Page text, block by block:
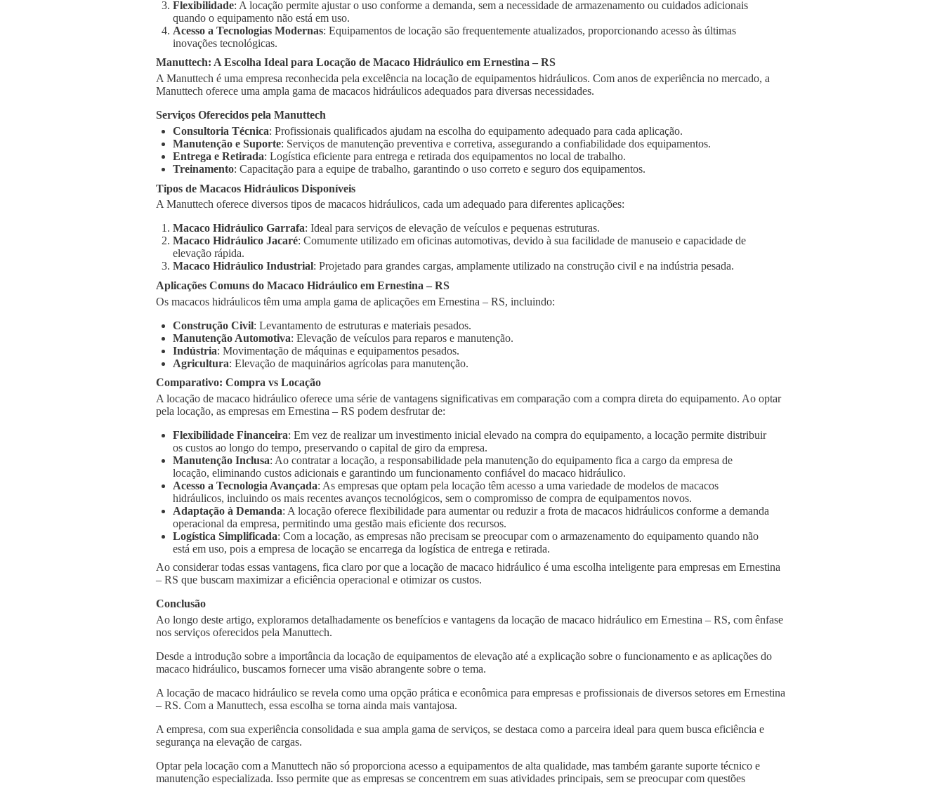
Flexibilidade: A locação permite ajustar o uso conforme a demanda, sem a necessidade de armazenamento ou cuidados adicionais
quando o equipamento não está em uso.
Acesso a Tecnologias Modernas: Equipamentos de locação são frequentemente atualizados, proporcionando acesso às últimas
inovações tecnológicas.
Manuttech: A Escolha Ideal para Locação de Macaco Hidráulico em Ernestina – RS
A Manuttech é uma empresa reconhecida pela excelência na locação de equipamentos hidráulicos. Com anos de experiência no mercado, a
Manuttech oferece uma ampla gama de macacos hidráulicos adequados para diversas necessidades.
Serviços Oferecidos pela Manuttech
Consultoria Técnica: Profissionais qualificados ajudam na escolha do equipamento adequado para cada aplicação.
Manutenção e Suporte: Serviços de manutenção preventiva e corretiva, assegurando a confiabilidade dos equipamentos.
Entrega e Retirada: Logística eficiente para entrega e retirada dos equipamentos no local de trabalho.
Treinamento: Capacitação para a equipe de trabalho, garantindo o uso correto e seguro dos equipamentos.
Tipos de Macacos Hidráulicos Disponíveis
A Manuttech oferece diversos tipos de macacos hidráulicos, cada um adequado para diferentes aplicações:
Macaco Hidráulico Garrafa: Ideal para serviços de elevação de veículos e pequenas estruturas.
Macaco Hidráulico Jacaré: Comumente utilizado em oficinas automotivas, devido à sua facilidade de manuseio e capacidade de
elevação rápida.
Macaco Hidráulico Industrial: Projetado para grandes cargas, amplamente utilizado na construção civil e na indústria pesada.
Aplicações Comuns do Macaco Hidráulico em Ernestina – RS
Os macacos hidráulicos têm uma ampla gama de aplicações em Ernestina – RS, incluindo:
Construção Civil: Levantamento de estruturas e materiais pesados.
Manutenção Automotiva: Elevação de veículos para reparos e manutenção.
Indústria: Movimentação de máquinas e equipamentos pesados.
Agricultura: Elevação de maquinários agrícolas para manutenção.
Comparativo: Compra vs Locação
A locação de macaco hidráulico oferece uma série de vantagens significativas em comparação com a compra direta do equipamento. Ao optar
pela locação, as empresas em Ernestina – RS podem desfrutar de:
Flexibilidade Financeira: Em vez de realizar um investimento inicial elevado na compra do equipamento, a locação permite distribuir
os custos ao longo do tempo, preservando o capital de giro da empresa.
Manutenção Inclusa: Ao contratar a locação, a responsabilidade pela manutenção do equipamento fica a cargo da empresa de
locação, eliminando custos adicionais e garantindo um funcionamento confiável do macaco hidráulico.
Acesso a Tecnologia Avançada: As empresas que optam pela locação têm acesso a uma variedade de modelos de macacos
hidráulicos, incluindo os mais recentes avanços tecnológicos, sem o compromisso de compra de equipamentos novos.
Adaptação à Demanda: A locação oferece flexibilidade para aumentar ou reduzir a frota de macacos hidráulicos conforme a demanda
operacional da empresa, permitindo uma gestão mais eficiente dos recursos.
Logística Simplificada: Com a locação, as empresas não precisam se preocupar com o armazenamento do equipamento quando não
está em uso, pois a empresa de locação se encarrega da logística de entrega e retirada.
Ao considerar todas essas vantagens, fica claro por que a locação de macaco hidráulico é uma escolha inteligente para empresas em Ernestina
– RS que buscam maximizar a eficiência operacional e otimizar os custos.
Conclusão
Ao longo deste artigo, exploramos detalhadamente os benefícios e vantagens da locação de macaco hidráulico em Ernestina – RS, com ênfase
nos serviços oferecidos pela Manuttech.
Desde a introdução sobre a importância da locação de equipamentos de elevação até a explicação sobre o funcionamento e as aplicações do
macaco hidráulico, buscamos fornecer uma visão abrangente sobre o tema.
A locação de macaco hidráulico se revela como uma opção prática e econômica para empresas e profissionais de diversos setores em Ernestina
– RS. Com a Manuttech, essa escolha se torna ainda mais vantajosa.
A empresa, com sua experiência consolidada e sua ampla gama de serviços, se destaca como a parceira ideal para quem busca eficiência e
segurança na elevação de cargas.
Optar pela locação com a Manuttech não só proporciona acesso a equipamentos de alta qualidade, mas também garante suporte técnico e
manutenção especializada. Isso permite que as empresas se concentrem em suas atividades principais, sem se preocupar com questões